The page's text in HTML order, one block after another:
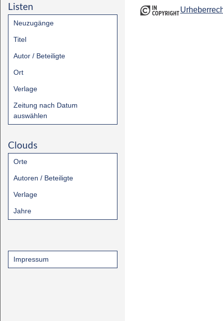
Listen
Neuzugänge
Titel
Autor / Beteiligte
Ort
Verlage
Zeitung nach Datum
auswählen
Clouds
Orte
Autoren / Beteiligte
Verlage
Jahre
Impressum